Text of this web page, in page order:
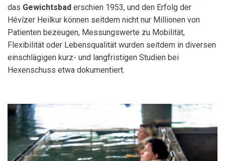
das Gewichtsbad erschien 1953, und den Erfolg der
Hévízer Heilkur können seitdem nicht nur Millionen von
Patienten bezeugen, Messungswerte zu Mobilität,
Flexibilität oder Lebensqualität wurden seitdem in diversen
einschlägigen kurz- und langfristigen Studien bei
Hexenschuss etwa dokumentiert.